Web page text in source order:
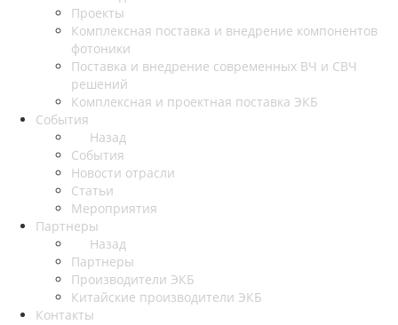
Проекты
Комплексная поставка и внедрение компонентов
фотоники
Поставка и внедрение современных ВЧ и СВЧ
решений
Комплексная и проектная поставка ЭКБ
События
Назад
События
Новости отрасли
Статьи
Мероприятия
Партнеры
Назад
Партнеры
Производители ЭКБ
Китайские производители ЭКБ
Контакты